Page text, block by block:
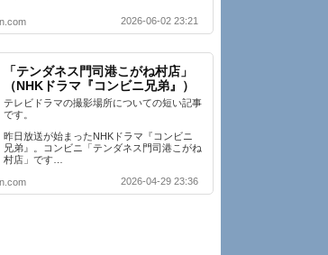
2026-06-02 23:21
「テンダネス門司港こがね村店」
（NHKドラマ『コンビニ兄弟』）
テレビドラマの撮影場所についての短い記事
です。
昨日放送が始まったNHKドラマ『コンビニ
兄弟』。コンビニ「テンダネス門司港こがね
村店」です…
2026-04-29 23:36